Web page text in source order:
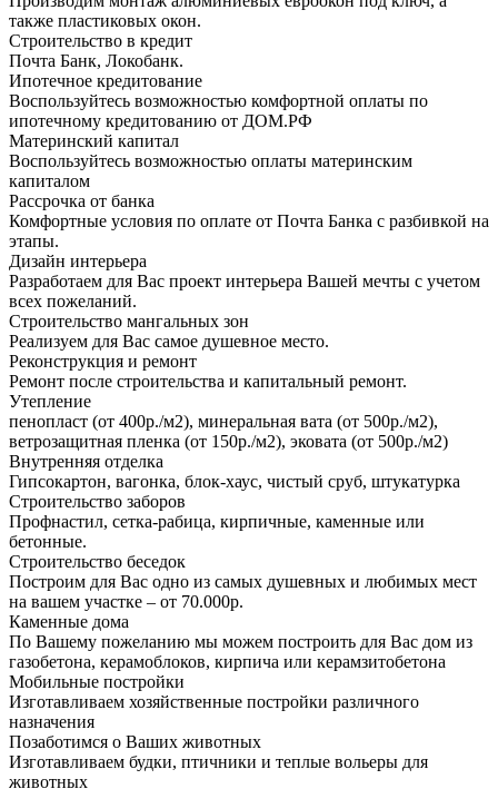
также пластиковых окон.
Строительство в кредит
Почта Банк, Локобанк.
Ипотечное кредитование
Воспользуйтесь возможностью комфортной оплаты по
ипотечному кредитованию от ДОМ.РФ
Материнский капитал
Воспользуйтесь возможностью оплаты материнским
капиталом
Рассрочка от банка
Комфортные условия по оплате от Почта Банка с разбивкой на
этапы.
Дизайн интерьера
Разработаем для Вас проект интерьера Вашей мечты с учетом
всех пожеланий.
Строительство мангальных зон
Реализуем для Вас самое душевное место.
Реконструкция и ремонт
Ремонт после строительства и капитальный ремонт.
Утепление
пенопласт (от 400р./м2), минеральная вата (от 500р./м2),
ветрозащитная пленка (от 150р./м2), эковата (от 500р./м2)
Внутренняя отделка
Гипсокартон, вагонка, блок-хаус, чистый сруб, штукатурка
Строительство заборов
Профнастил, сетка-рабица, кирпичные, каменные или
бетонные.
Строительство беседок
Построим для Вас одно из самых душевных и любимых мест
на вашем участке – от 70.000р.
Каменные дома
По Вашему пожеланию мы можем построить для Вас дом из
газобетона, керамоблоков, кирпича или керамзитобетона
Мобильные постройки
Изготавливаем хозяйственные постройки различного
назначения
Позаботимся о Ваших животных
Изготавливаем будки, птичники и теплые вольеры для
животных